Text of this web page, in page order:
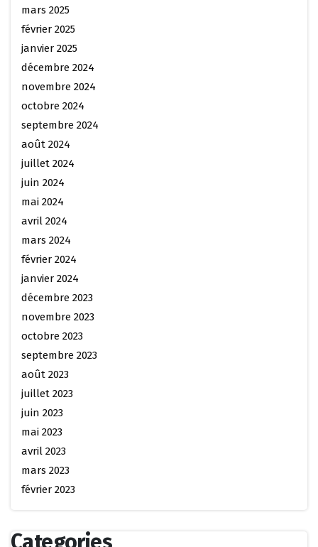
mars 2025
février 2025
janvier 2025
décembre 2024
novembre 2024
octobre 2024
septembre 2024
août 2024
juillet 2024
juin 2024
mai 2024
avril 2024
mars 2024
février 2024
janvier 2024
décembre 2023
novembre 2023
octobre 2023
septembre 2023
août 2023
juillet 2023
juin 2023
mai 2023
avril 2023
mars 2023
février 2023